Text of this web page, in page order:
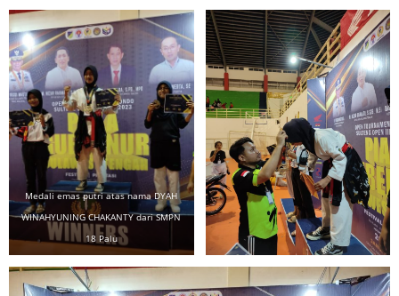
Medali emas putri atas nama DYAH
WINAHYUNING CHAKANTY dari SMPN
18 Palu